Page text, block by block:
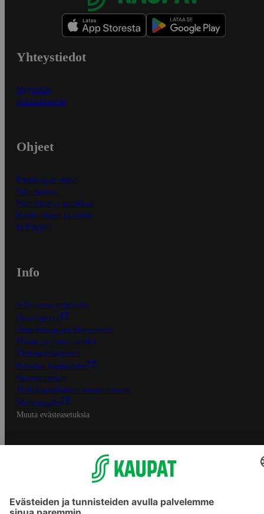
Yhteystiedot
Myymälät
Asiakaspalvelu
Ohjeet
Ensitilaajan ohjeet
Näin maksat
Näin tilaat ja muokkaat
Kaikki ohjeet ja vinkit
In English
Info
S-Business yrityksille
Oiva-raportit
Osuuskauppojen yhteystiedot
Tilaus- ja toimitusehdot
Tietosuojakäytäntö
Palvelun käyttöehdot
Saavutettavuus
Mobiilisovelluksen saavutettavuus
Mainostajalle
Muuta evästeasetuksia
S-ryhmän palvelut
Asiakasomistajuus